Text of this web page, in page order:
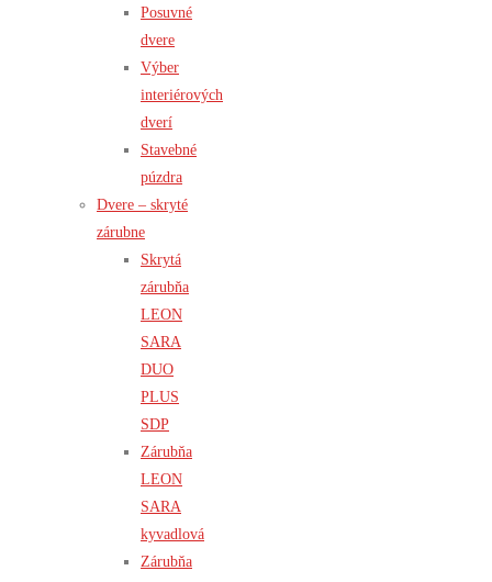
Posuvné
dvere
Výber
interiérových
dverí
Stavebné
púzdra
Dvere – skryté
zárubne
Skrytá
zárubňa
LEON
SARA
DUO
PLUS
SDP
Zárubňa
LEON
SARA
kyvadlová
Zárubňa